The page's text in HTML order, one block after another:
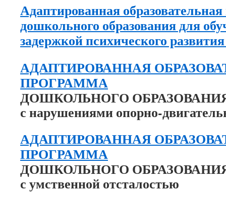
Адаптированная
дошкольного образования для
задержкой психического
АДАПТИРОВАННАЯ
ПРОГРАММА
ДОШКОЛЬНОГО ОБРАЗОВАНИЯ
с нарушениями опорно-
АДАПТИРОВАННАЯ
ПРОГРАММА
ДОШКОЛЬНОГО
с умственной отсталостью